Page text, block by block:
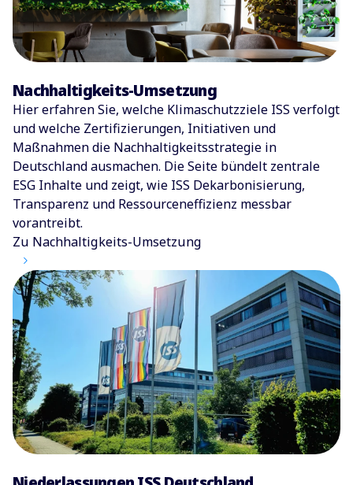
Nachhaltigkeits-Umsetzung
Hier erfahren Sie, welche Klimaschutzziele ISS verfolgt
und welche Zertifizierungen, Initiativen und
Maßnahmen die Nachhaltigkeitsstrategie in
Deutschland ausmachen. Die Seite bündelt zentrale
ESG Inhalte und zeigt, wie ISS Dekarbonisierung,
Transparenz und Ressourceneffizienz messbar
vorantreibt.
Zu Nachhaltigkeits-Umsetzung